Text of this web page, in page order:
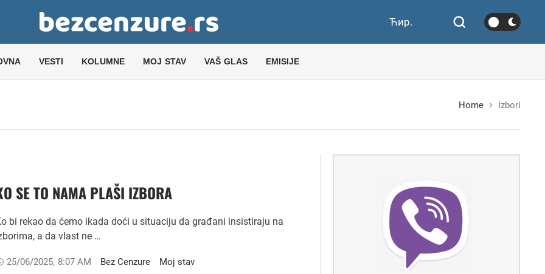
Ћир.
VESTI KOLUMNE MOJ STAV VAŠ GLAS EMISIJE
Home Izbori
SE TO NAMA PLAŠI IZBORA
bi rekao da ćemo ikada doći u situaciju da građani insistiraju na
a da vlast ne …
25/06/2025, 8:07 AM Bez Cenzure Moj stav